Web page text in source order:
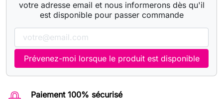
votre adresse email et nous informerons dès qu'il
est disponible pour passer commande
Prévenez-moi lorsque le produit est disponible
Paiement 100% sécurisé